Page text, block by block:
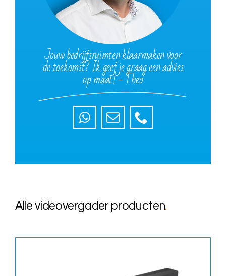
Jouw bedrijfsruimten klaarmaken voor
de toekomst? Ik geef je graag een advies
op maat! - Theo
Alle videovergader producten.